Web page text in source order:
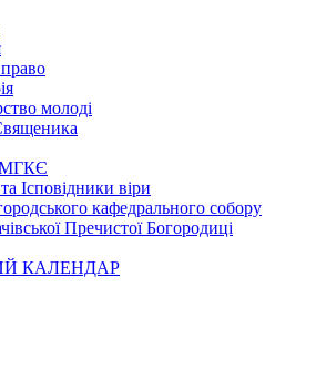
молоді
МГКЄ
Ісповідники віри
кафедрального собору
Пречистої Богородиці
КАЛЕНДАР